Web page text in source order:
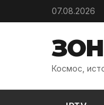
Skip to content07.08.2026
Космос,